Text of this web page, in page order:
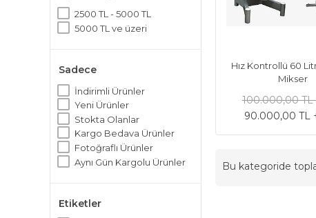
2500 TL - 5000 TL
5000 TL ve üzeri
Sadece
İndirimli Ürünler
Yeni Ürünler
Stokta Olanlar
Kargo Bedava Ürünler
Fotoğraflı Ürünler
Aynı Gün Kargolu Ürünler
Etiketler
Hız Kontrollü 60
Mikser
100.000,00 TL
90.000,00 TL
Bu kategoride